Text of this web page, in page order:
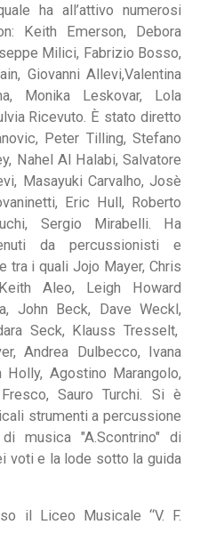
ha all’attivo numerosi
Keith Emerson, Debora
Milici, Fabrizio Bosso,
Giovanni Allevi,Valentina
Monika Leskovar, Lola
Ricevuto. È stato diretto
Peter Tilling, Stefano
Nahel Al Halabi, Salvatore
Masayuki Carvalho, Josè
Eric Hull, Roberto
Sergio Mirabelli. Ha
da percussionisti e
tra i quali Jojo Mayer, Chris
Keith Aleo, Leigh Howard
, John Beck, Dave Weckl,
Seck, Klauss Tresselt,
Andrea Dulbecco, Ivana
Agostino Marangolo,
Sauro Turchi. Si è
strumenti a percussione
musica "A.Scontrino"
di
voti e la lode sotto la guida
il Liceo Musicale “V. F.